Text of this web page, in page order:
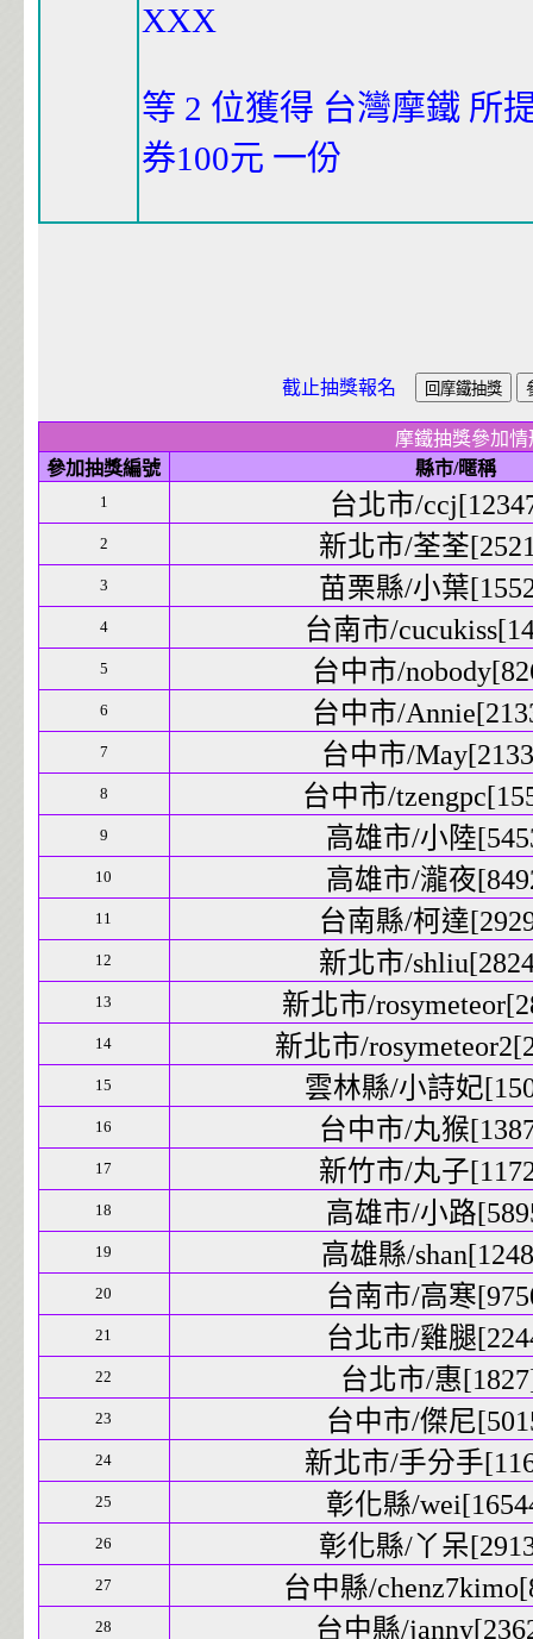
XXX
等 2 位獲得 台灣摩鐵 所
券100元 一份
截止抽獎報名
摩鐵抽獎參加情
參加抽獎編號
縣市/暱稱
1 台北市/
2 新北市/荃荃
3 苗栗縣/小葉
4 台南市/
5 台中市/
6 台中市/
7 台中市/
8 台中市/
9 高雄市/小陸
10 高雄市/瀧夜
11 台南縣/柯達
12 新北市/
13 新北市/
14 新北市/
15 雲林縣/小詩妃
16 台中市/丸猴
17 新竹市/丸子
18 高雄市/小路
19 高雄縣/
20 台南市/高寒
21 台北市/雞腿
22 台北市/惠
23 台中市/傑尼
24 新北市/手分手
25 彰化縣/
26 彰化縣/丫呆
27 台中縣/
28 台中縣/